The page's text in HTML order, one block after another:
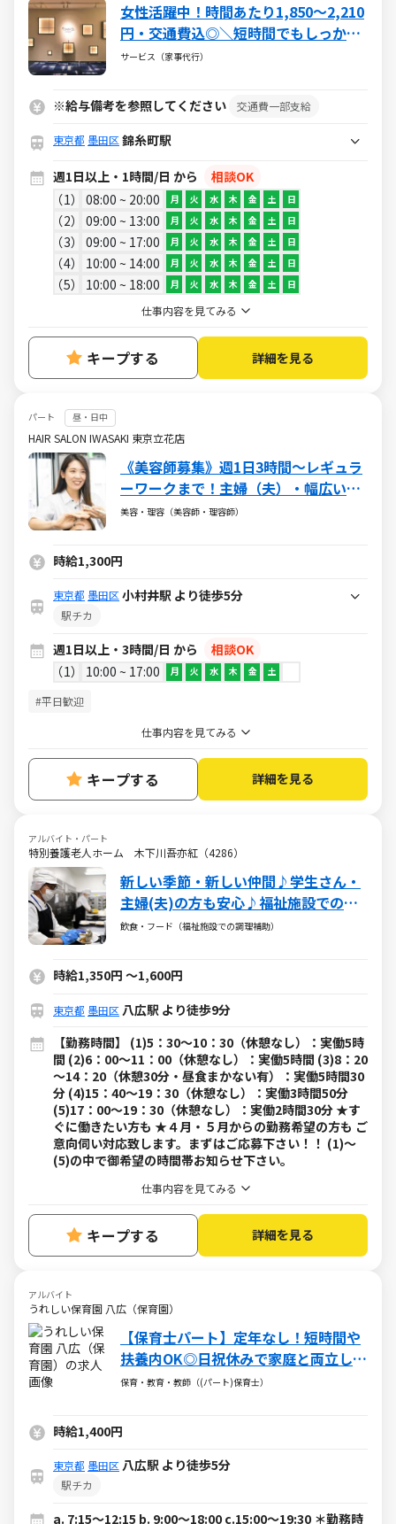
女性活躍中！時間あたり1,850～2,210
円・交通費込◎＼短時間でもしっかり
稼げる★／短期・長期どちらも安定♪
行！
サービス（家事代行）
※給与備考を参照してください 交通費一部支給
東京都 墨田区 錦糸町駅
週1日以上・1時間/日 から
相談OK
1
08:00 ~ 20:00 月 火 水 木 金 土 日
2 09:00 ~ 13:00 月 火 水 木 金 土 日
3 09:00 ~ 17:00 月 火 水 木 金 土 日
4 10:00 ~ 14:00 月 火 水 木 金 土 日
5 10:00 ~ 18:00 月 火 水 木 金 土 日
仕事内容を見てみる
キープする 詳細を見る
パート 昼・日中
HAIR SALON IWASAKI 東京立花店
《美容師募集》週1日3時間～レギュラ
ーワークまで！主婦（夫）・幅広い年
代が活躍しています
美容・理容（美容師・理容師）
時給1,300円
東京都 墨田区 小村井駅 より徒歩5分
駅チカ
週1日以上・3時間/日 から
相談OK
1
10:00 ~ 17:00 月 火 水 木 金 土
#平日歓迎
仕事内容を見てみる
キープする 詳細を見る
アルバイト・パート
特別養護老人ホーム 木下川吾亦紅（4286）
新しい季節・新しい仲間♪学生さん・
主婦(夫)の方も安心♪福祉施設での調
理補助のお仕事☆
飲食・フード（福祉施設での調理補助）
時給1,350円 ～1,600円
東京都 墨田区 八広駅 より徒歩9分
【勤務時間】 (1)5：30～10：30（休憩なし）：実働5時
間 (2)6：00～11：00（休憩なし）：実働5時間 (3)8：20
～14：20（休憩30分・昼食まかない有）：実働5時間30
分 (4)15：40～19：30（休憩なし）：実働3時間50分
(5)17：00～19：30（休憩なし）：実働2時間30分 ★す
ぐに働きたい方も ★４月・５月からの勤務希望の方も ご
意向伺い対応致します。まずはご応募下さい！！ (1)～
(5)の中で御希望の時間帯お知らせ下さい。
仕事内容を見てみる
キープする 詳細を見る
アルバイト
うれしい保育園 八広（保育園）
【保育士パート】定年なし！短時間や
扶養内OK◎日祝休みで家庭と両立しや
すい認可保育園
保育・教育・教師（(パート)保育士）
時給1,400円
東京都 墨田区 八広駅 より徒歩5分
駅チカ
a. 7:15～12:15 b. 9:00～18:00 c.15:00～19:30 ＊勤務時